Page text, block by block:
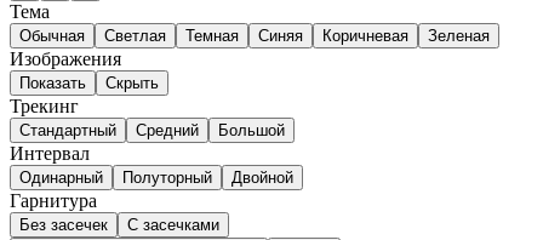
Тема
Обычная Светлая Темная Синяя Коричневая Зеленая
Изображения
Показать Скрыть
Трекинг
Стандартный Средний Большой
Интервал
Одинарный Полуторный Двойной
Гарнитура
Без засечек
С засечками